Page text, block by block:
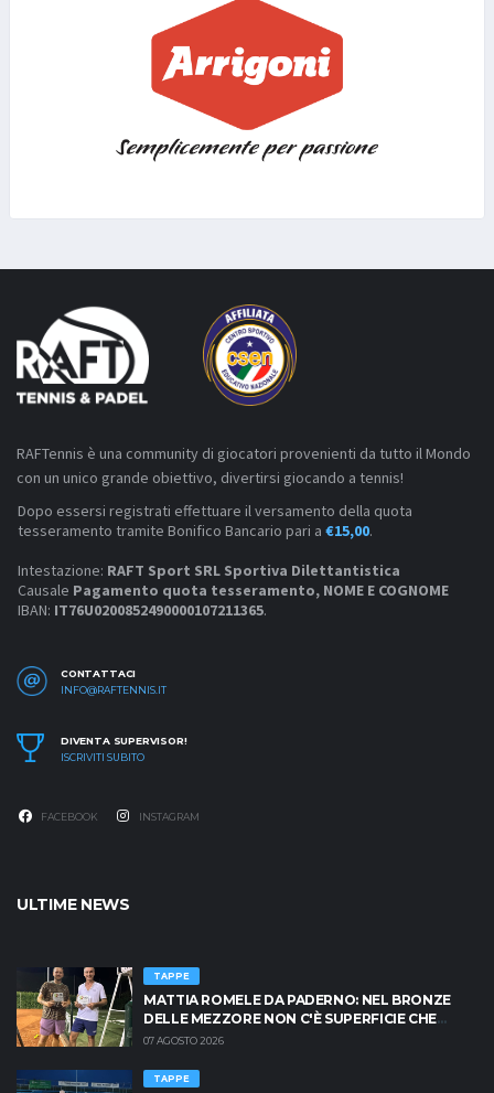
RAFTennis è una community di giocatori provenienti da tutto il Mondo
con un unico grande obiettivo, divertirsi giocando a tennis!
Dopo essersi registrati effettuare il versamento della quota
tesseramento tramite Bonifico Bancario pari a €15,00.
Intestazione: RAFT Sport SRL Sportiva Dilettantistica
Causale Pagamento quota tesseramento, NOME E COGNOME
IBAN: IT76U0200852490000107211365.
CONTATTACI
INFO@RAFTENNIS.IT
DIVENTA SUPERVISOR!
ISCRIVITI SUBITO
FACEBOOK INSTAGRAM
ULTIME NEWS
TAPPE
MATTIA ROMELE DA PADERNO: NEL BRONZE
DELLE MEZZORE NON C'È SUPERFICIE CHE
TENGA
07 AGOSTO 2026
TAPPE